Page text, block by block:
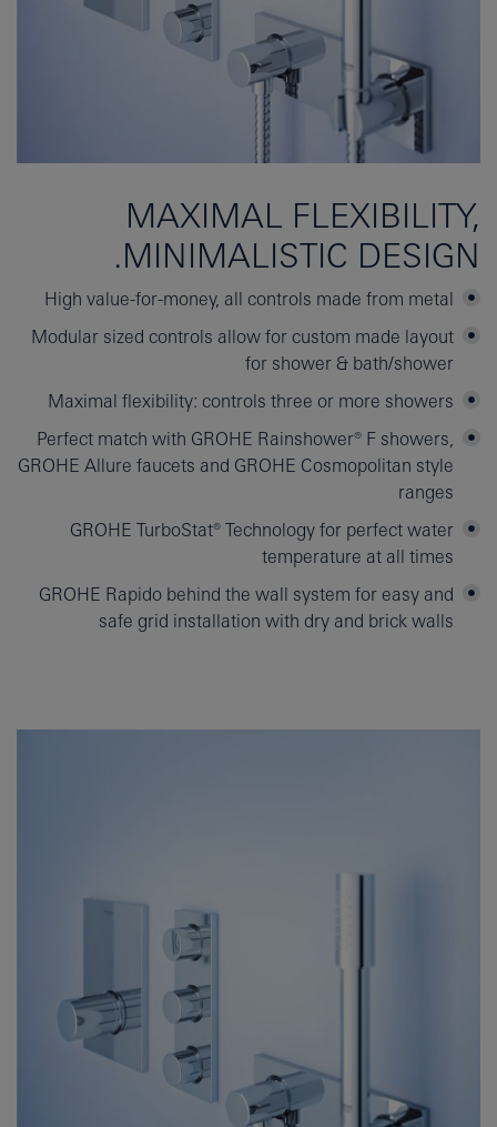
MAXIMAL FLEXIBILITY,
MINIMALISTIC DESIGN.
High value-for-money, all controls made from metal
Modular sized controls allow for custom made layout
for shower & bath/shower
Maximal flexibility: controls three or more showers
Perfect match with GROHE Rainshower® F showers,
GROHE Allure faucets and GROHE Cosmopolitan style
ranges
GROHE TurboStat® Technology for perfect water
temperature at all times
GROHE Rapido behind the wall system for easy and
safe grid installation with dry and brick walls